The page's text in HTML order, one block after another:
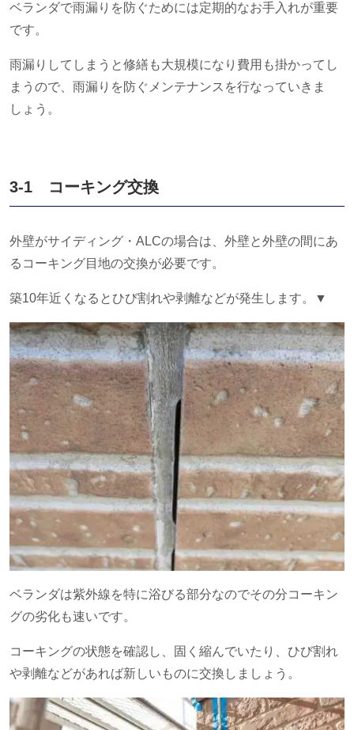
ベランダで雨漏りを防ぐためには定期的なお手入れが重要
です。
雨漏りしてしまうと修繕も大規模になり費用も掛かってし
まうので、雨漏りを防ぐメンテナンスを行なっていきま
しょう。
3-1 コーキング交換
外壁がサイディング・ ALCの場合は、外壁と外壁の間にあ
るコーキング目地の交換が必要です。
築10年近くなるとひび割れや剥離などが発生します。▼
ベランダは紫外線を特に浴びる部分なのでその分コーキン
グの劣化も速いです。
コーキングの状態を確認し、固く縮んでいたり、ひび割れ
や剥離などがあれば新しいものに交換しましょう。